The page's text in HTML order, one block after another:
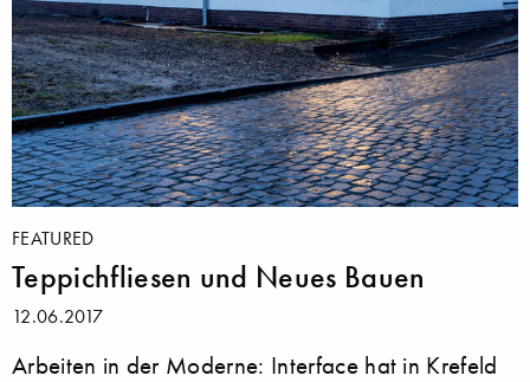
FEATURED
Teppichfliesen und Neues Bauen
12.06.2017
Arbeiten in der Moderne: Interface hat in Krefeld